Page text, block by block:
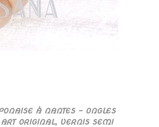
À NANTES – ONGLES
ORIGINAL, VERNIS SEMI